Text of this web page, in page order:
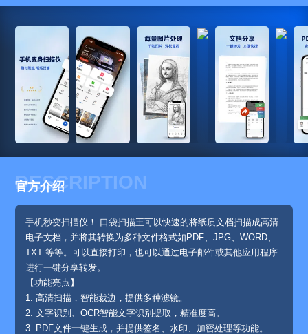
DESCRIPTION
官方介绍
手机秒变扫描仪！ 口袋扫描王可以快速的将纸质文档扫描成高清
电子文档，并将其转换为多种文件格式如PDF、JPG、WORD、
TXT 等等。可以直接打印，也可以通过电子邮件或其他应用程序
进行一键分享转发。
【功能亮点】
1. 高清扫描，智能裁边，提供多种滤镜。
2. 文字识别、OCR智能文字识别提取，精准度高。
3. PDF文件一键生成，并提供签名、水印、加密处理等功能。